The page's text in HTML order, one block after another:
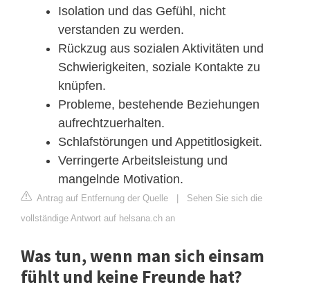
Isolation und das Gefühl, nicht
verstanden zu werden.
Rückzug aus sozialen Aktivitäten und
Schwierigkeiten, soziale Kontakte zu
knüpfen.
Probleme, bestehende Beziehungen
aufrechtzuerhalten.
Schlafstörungen und Appetitlosigkeit.
Verringerte Arbeitsleistung und
mangelnde Motivation.
Antrag auf Entfernung der Quelle | Sehen Sie sich die
vollständige Antwort auf helsana.ch an
Was tun, wenn man sich einsam
fühlt und keine Freunde hat?